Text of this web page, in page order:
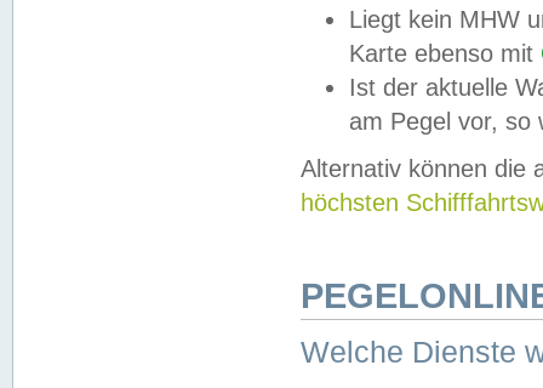
Liegt kein MHW
Karte ebenso mit
Ist der aktuelle
am Pegel vor,
Alternativ können die
höchsten
Welche Dienste